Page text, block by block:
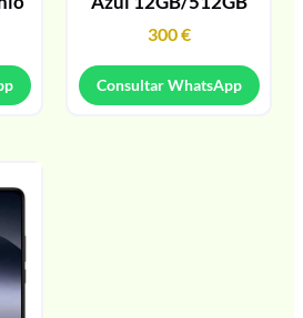
300€
Consultar WhatsApp